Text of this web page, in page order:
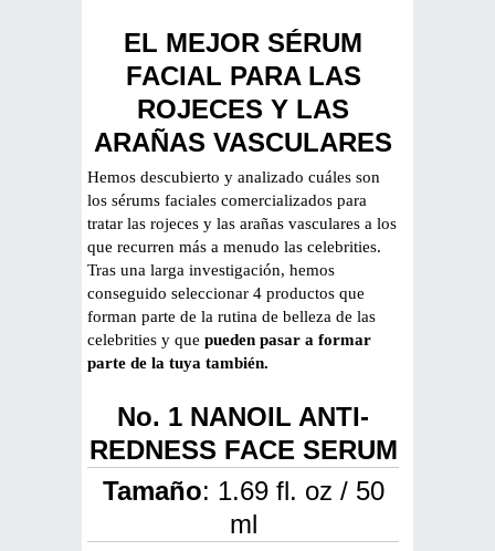
EL MEJOR SÉRUM
FACIAL PARA LAS
ROJECES Y LAS
ARAÑAS VASCULARES
Hemos descubierto y analizado cuáles son
los sérums faciales comercializados para
tratar las rojeces y las arañas vasculares a los
que recurren más a menudo las celebrities.
Tras una larga investigación, hemos
conseguido seleccionar 4 productos que
forman parte de la rutina de belleza de las
celebrities y que pueden pasar a formar
parte de la tuya también.
No. 1 NANOIL ANTI-
REDNESS FACE SERUM
Tamaño: 1.69 fl. oz / 50
ml